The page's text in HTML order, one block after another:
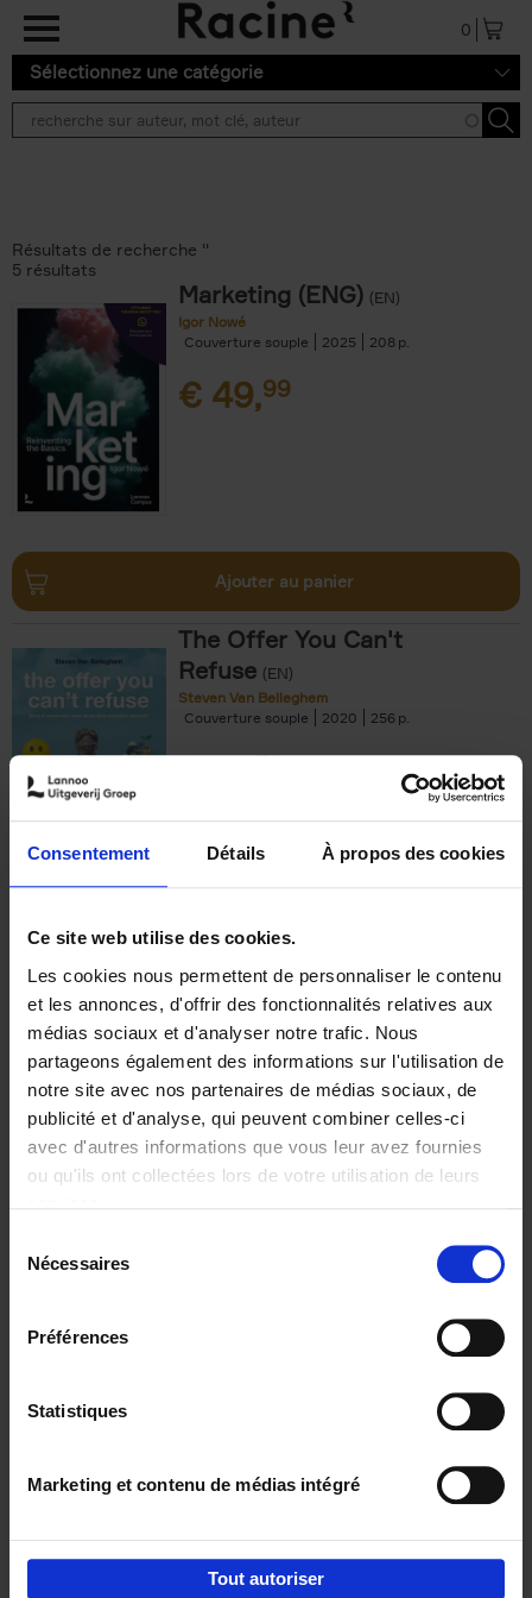
Consentement Détails À propos des cookies
Ce site web utilise des cookies.
Les cookies nous permettent de personnaliser le contenu
et les annonces, d'offrir des fonctionnalités relatives aux
médias sociaux et d'analyser notre trafic. Nous
partageons également des informations sur l'utilisation de
notre site avec nos partenaires de médias sociaux, de
publicité et d'analyse, qui peuvent combiner celles-ci
avec d'autres informations que vous leur avez fournies
ou qu'ils ont collectées lors de votre utilisation de leurs
Nécessaires
Préférences
Statistiques
Marketing et contenu de médias intégré
Tout autoriser
Aller au contenu principal
0
Sélectionnez une catégorie
Résultats de recherche ''
5 résultats
Marketing (ENG) (EN)
Igor Nowé
Couverture souple
2025 208
€ 49,99
Ajouter au panier
The Offer You Can't
Refuse (EN)
Steven Van Belleghem
Couverture souple
2020 256
€37,50
Building Bonds = Building
Business
Jochen Roef Jozefien De Feyter
Carolien Boom
Couverture souple
2025 200
€29,99
Digital marketing like a PRO -
completely revised edition (EN)